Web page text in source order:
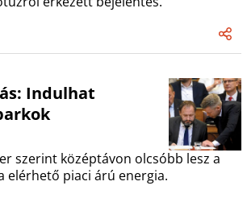
Indulhat
szerint középtávon olcsóbb lesz a
elérhető piaci árú energia.